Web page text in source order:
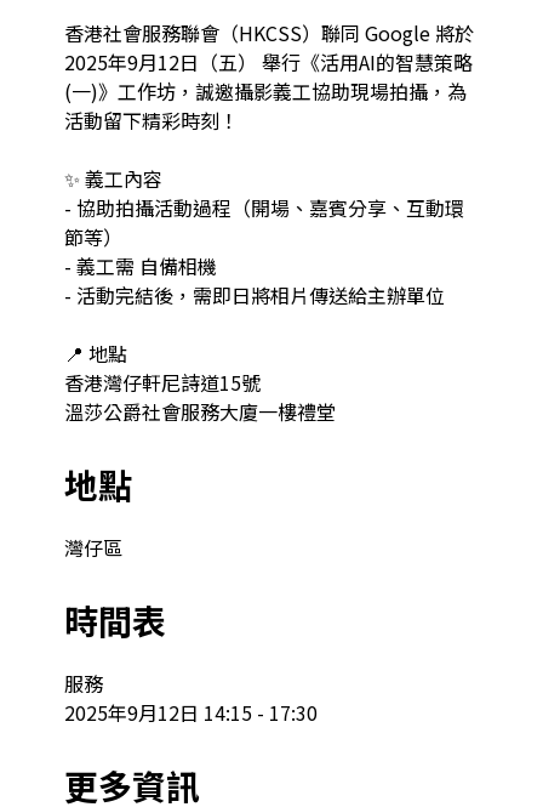
香港社會服務聯會（HKCSS）聯同 Google 將於
2025年9月12日（五） 舉行《活用AI的智慧策略
(一)》工作坊，誠邀攝影義工協助現場拍攝，為
活動留下精彩時刻！
✨ 義工內容
- 協助拍攝活動過程（開場、嘉賓分享、互動環
節等）
- 義工需 自備相機
- 活動完結後，需即日將相片傳送給主辦單位
📍 地點
香港灣仔軒尼詩道15號
溫莎公爵社會服務大廈一樓禮堂
地點
灣仔區
時間表
服務
2025年9月12日 14:15 - 17:30
更多資訊